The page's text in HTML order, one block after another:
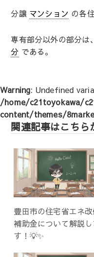
分譲 マンション の各
専有部分以外の部分は
分 である。
Warning: Undefined
/home/c21toyokawa/
content/themes/
関連記事はこちら
豊田市の住宅省エネ
補助金について解説し
す！💡✨